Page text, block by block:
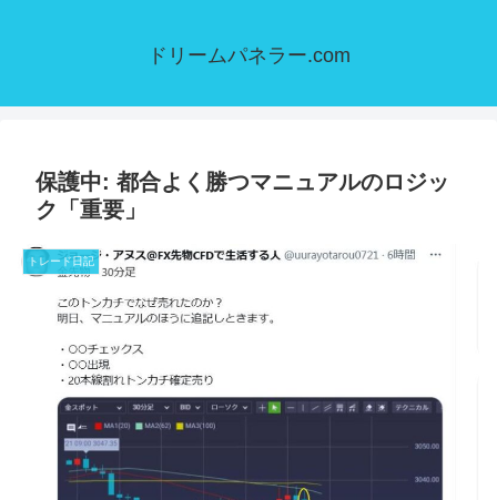
ドリームパネラー.com
保護中: 都合よく勝つマニュアルのロジッ
ク「重要」
トレード日記